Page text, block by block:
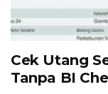
Cek Utang
Tanpa BI